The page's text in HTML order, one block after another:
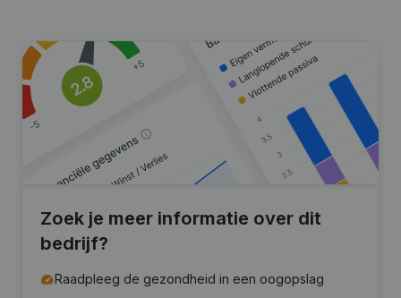
Zoek je meer informatie over dit
bedrijf?
Raadpleeg de gezondheid in een oogopslag